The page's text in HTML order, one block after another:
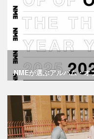
NMEが選ぶアルバム・オ